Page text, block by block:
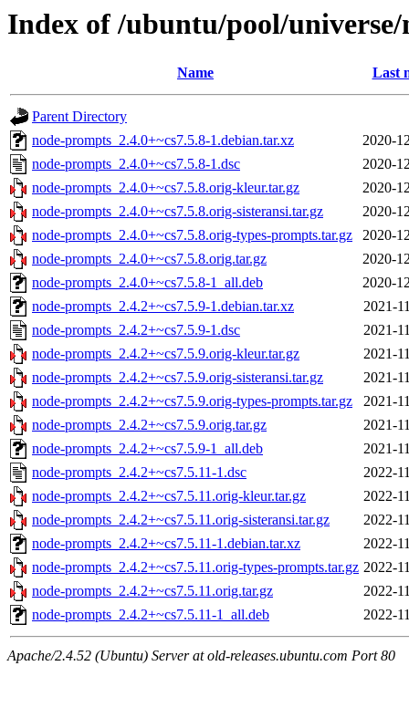
Index of /ubuntu/pool/
Name Last
Parent Directory
node-prompts_2.4.0+~cs7.5.8-1.debian.tar.xz
2020-
node-prompts_2.4.0+~cs7.5.8-1.dsc
2020-
node-prompts_2.4.0+~cs7.5.8.orig-kleur.tar.gz
2020-
node-prompts_2.4.0+~cs7.5.8.orig-sisteransi.tar.gz
2020-
node-prompts_2.4.0+~cs7.5.8.orig-types-prompts.tar.gz
2020-
node-prompts_2.4.0+~cs7.5.8.orig.tar.gz
2020-
node-prompts_2.4.0+~cs7.5.8-1_all.deb
2020-
node-prompts_2.4.2+~cs7.5.9-1.debian.tar.xz
2021-
node-prompts_2.4.2+~cs7.5.9-1.dsc
2021-
node-prompts_2.4.2+~cs7.5.9.orig-kleur.tar.gz
2021-
node-prompts_2.4.2+~cs7.5.9.orig-sisteransi.tar.gz
2021-
node-prompts_2.4.2+~cs7.5.9.orig-types-prompts.tar.gz
2021-
node-prompts_2.4.2+~cs7.5.9.orig.tar.gz
2021-
node-prompts_2.4.2+~cs7.5.9-1_all.deb
2021-
node-prompts_2.4.2+~cs7.5.11-1.dsc
2022-
node-prompts_2.4.2+~cs7.5.11.orig-kleur.tar.gz
2022-
node-prompts_2.4.2+~cs7.5.11.orig-sisteransi.tar.gz
2022-
node-prompts_2.4.2+~cs7.5.11-1.debian.tar.xz
2022-
node-prompts_2.4.2+~cs7.5.11.orig-types-prompts.tar.gz 2022-
node-prompts_2.4.2+~cs7.5.11.orig.tar.gz
2022-
node-prompts_2.4.2+~cs7.5.11-1_all.deb
2022-
Apache/2.4.52 (Ubuntu) Server at old-releases.ubuntu.com Port 80